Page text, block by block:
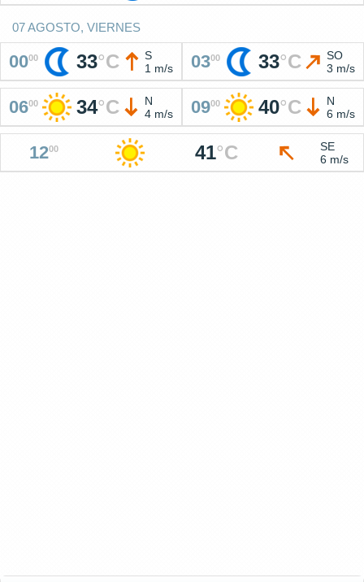
07 AGOSTO, VIERNES
0000 33°C
S
1 m/s
0300 33°C
SO
3 m/s
0600 34°C
N
4 m/s
0900 40°C
N
6 m/s
1200 41°C
SE
6 m/s